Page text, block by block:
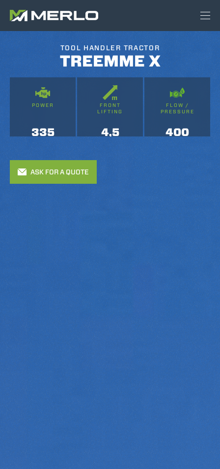
TOOL HANDLER TRACTOR
TREEMME X
POWER
335
FRONT
LIFTING
4,5
FLOW /
PRESSURE
400
ASK FOR A QUOTE